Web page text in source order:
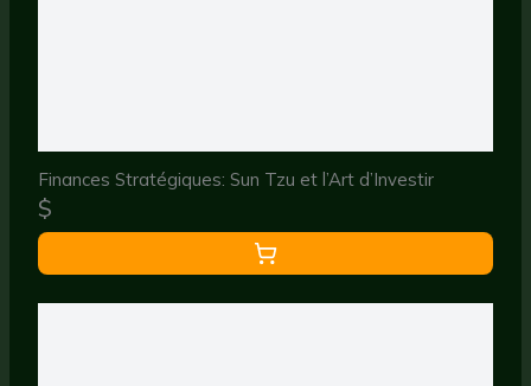
Finances Stratégiques: Sun Tzu et l’Art d’Investir
$